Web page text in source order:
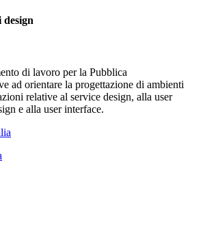
di lavoro per la Pubblica
ad orientare la progettazione di ambienti
relative al service design, alla user
e alla user interface.